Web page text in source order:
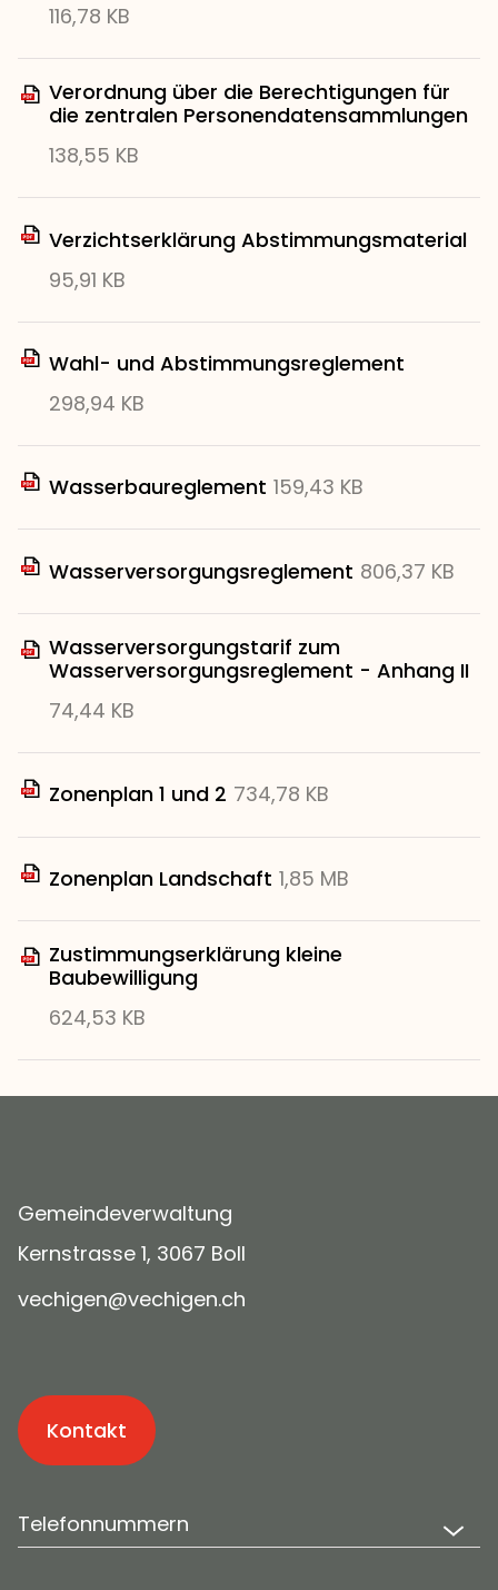
116,78 KB
Verordnung über die Berechtigungen für
die zentralen Personendatensammlungen
138,55 KB
Verzichtserklärung Abstimmungsmaterial
95,91 KB
Wahl- und Abstimmungsreglement
298,94 KB
Wasserbaureglement 159,43 KB
Wasserversorgungsreglement 806,37 KB
Wasserversorgungstarif zum
Wasserversorgungsreglement - Anhang II
74,44 KB
Zonenplan 1 und 2 734,78 KB
Zonenplan Landschaft 1,85 MB
Zustimmungserklärung kleine
Baubewilligung
624,53 KB
Gemeindeverwaltung
Kernstrasse 1, 3067 Boll
v ch g n v ch g n ch
Kontakt
Telefonnummern